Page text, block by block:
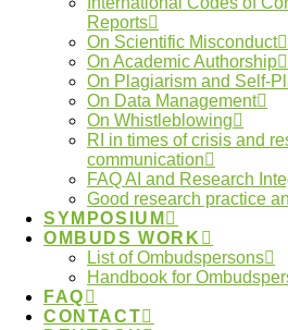
Reports
On Scientific Misconduct
On Academic Authorship
On Plagiarism and Self-
On Data Management
On Whistleblowing
RI in times of crisis and
communication
FAQ AI and Research
Good research practice
SYMPOSIUM
OMBUDS WORK
List of Ombudspersons
Handbook for
FAQ
CONTACT
Wissenschaft sein. Im Anschluss an
wird ein Austausch mit dem
Sie können sich hier für die
anmelden.
Weitere Gäste der
Hohmann(1. Vorsitzende des
Machtmissbrauch in der
Andreas Keller(Vorstandsmitglied
Gewerkschaft für Erziehung und
(GEW),Bereich Hochschule und